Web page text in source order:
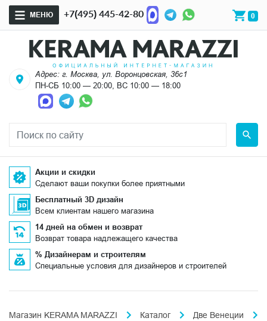
МЕНЮ +7(495) 445-42-80 0
Адрес: г. Москва, ул. Воронцовская, 36с1
ПН-СБ 10:00 — 20:00, ВС 10:00 — 18:00
Акции и скидки
Сделают ваши покупки более приятными
Бесплатный 3D дизайн
Всем клиентам нашего магазина
14 дней на обмен и возврат
Возврат товара надлежащего качества
% Дизайнерам и строителям
Специальные условия для дизайнеров и строителей
Магазин KERAMA MARAZZI Каталог Две Венеции